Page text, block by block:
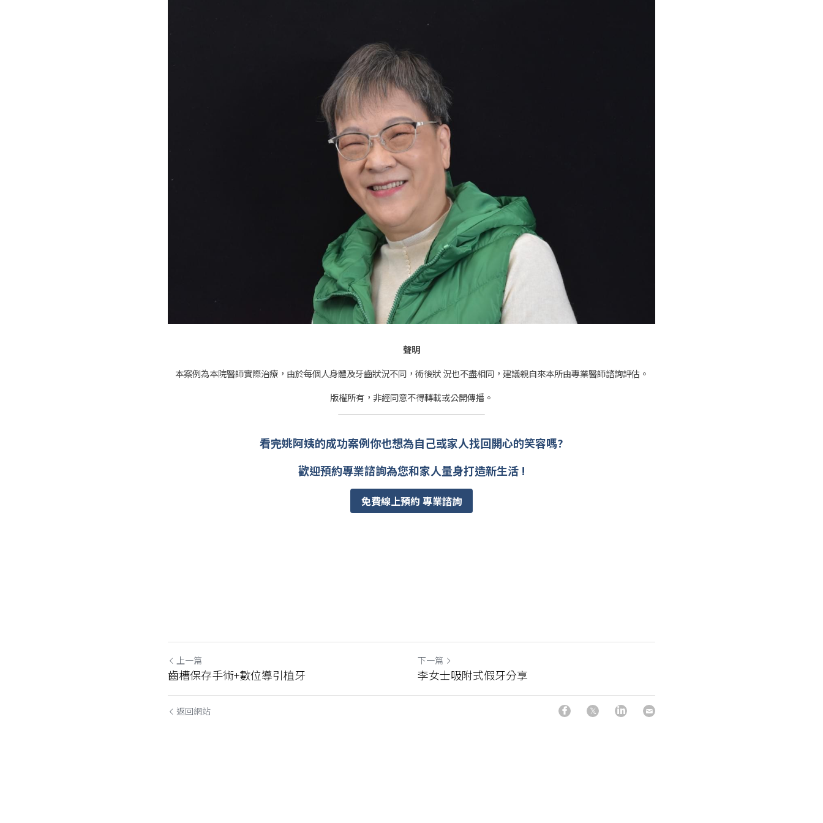
聲明
本案例為本院醫師實際治療，由於每個人身體及牙齒狀況不同，術後狀 況也不盡相同，建議親自來本所由專業醫師諮詢評估。
版權所有，非經同意不得轉載或公開傳播。
看完姚阿姨的成功案例你也想為自己或家人找回開心的笑容嗎?
歡迎預約專業諮詢為您和家人量身打造新生活 !
免費線上預約 專業諮詢
上一篇
齒槽保存手術+數位導引植牙
下一篇
李女士吸附式假牙分享
返回網站